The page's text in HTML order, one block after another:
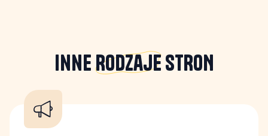
InneRodzajeSTRON